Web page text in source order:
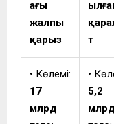
ағы
жалпы
қарыз
т
• Көлемі:
17
млрд
•
5,2
млрд